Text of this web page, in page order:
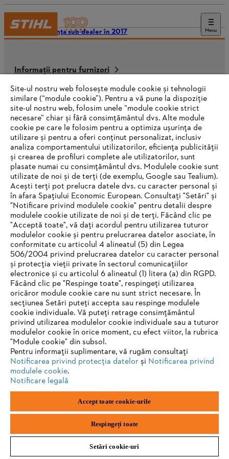
Menu
conferința sub-dealer în 2017
Informații pentru furnizori
Contact
Carieră
Sistemul de denunțare a neregulilor
ImprimarePolitica de confidențialitate
Informații privind cookie-urile
ANDREAS STIHL AG & Co. KG ©2023
Site-ul nostru web folosește module cookie și tehnologii
similare (“module cookie”). Pentru a vă pune la dispoziție
site-ul nostru web, folosim unele “module cookie strict
necesare” chiar și fără consimțământul dvs. Alte module
cookie pe care le folosim pentru a optimiza ușurința de
utilizare și pentru a oferi conținut personalizat, inclusiv
analiza comportamentului utilizatorilor, eficiența publicității
și crearea de profiluri complete ale utilizatorilor, sunt
plasate numai cu consimțământul dvs. Modulele cookie sunt
utilizate de noi și de terți (de exemplu, Google sau Tealium).
Acești terți pot prelucra datele dvs. cu caracter personal și
în afara Spațiului Economic European. Consultați "Setări" și
"Notificare privind modulele cookie" pentru detalii despre
modulele cookie utilizate de noi și de terți. Făcând clic pe
"Acceptă toate", vă dați acordul pentru utilizarea tuturor
modulelor cookie și pentru prelucrarea datelor asociate, în
conformitate cu articolul 4 alineatul (5) din Legea
506/2004 privind prelucrarea datelor cu caracter personal
și protecția vieții private în sectorul comunicațiilor
electronice și cu articolul 6 alineatul (1) litera (a) din RGPD.
Făcând clic pe "Respinge toate", respingeți utilizarea
oricăror module cookie care nu sunt strict necesare. În
secțiunea Setări puteți accepta sau respinge modulele
cookie individuale. Vă puteți retrage consimțământul
privind utilizarea modulelor cookie individuale sau a tuturor
modulelor cookie în orice moment, cu efect viitor, la rubrica
"Module cookie" din subsol.
Pentru informații suplimentare, vă rugăm consultați
Notificarea privind protecția datelorși Notificarea privind
modulele cookie.
Notificare legală
Accept toate cookie-urile
Respingeți toate
Setări cookie-uri